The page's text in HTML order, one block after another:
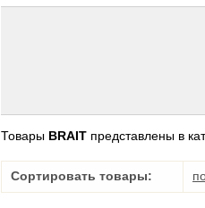
Товары BRAIT представлены в
Сортировать товары: